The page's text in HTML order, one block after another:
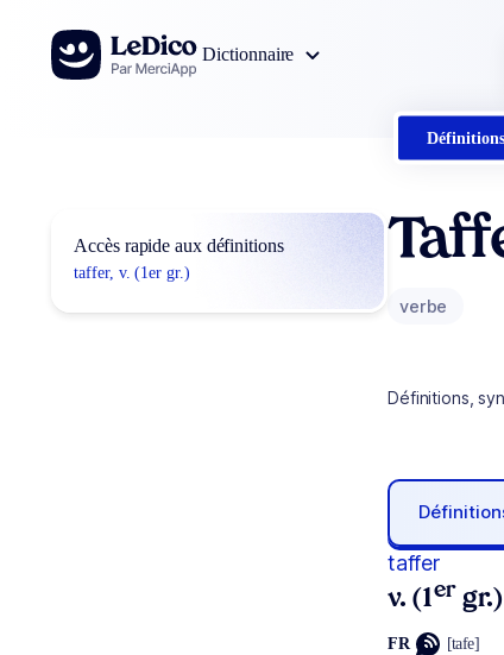
Aller au contenu
Dictionnaire
Définitions
Accès rapide aux définitions
taffer, v. (1er gr.)
verbe
Définitions,
taffer
v. (1er gr.)
FR [tafe]